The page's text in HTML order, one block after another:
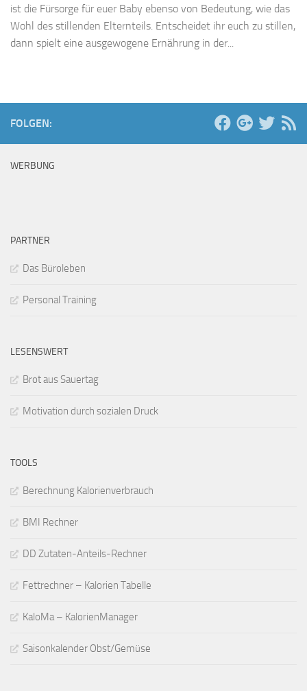
ist die Fürsorge für euer Baby ebenso von Bedeutung, wie das
Wohl des stillenden Elternteils. Entscheidet ihr euch zu stillen,
dann spielt eine ausgewogene Ernährung in der...
FOLGEN:
WERBUNG
PARTNER
Das Büroleben
Personal Training
LESENSWERT
Brot aus Sauertag
Motivation durch sozialen Druck
TOOLS
Berechnung Kalorienverbrauch
BMI Rechner
DD Zutaten-Anteils-Rechner
Fettrechner – Kalorien Tabelle
KaloMa – KalorienManager
Saisonkalender Obst/Gemüse